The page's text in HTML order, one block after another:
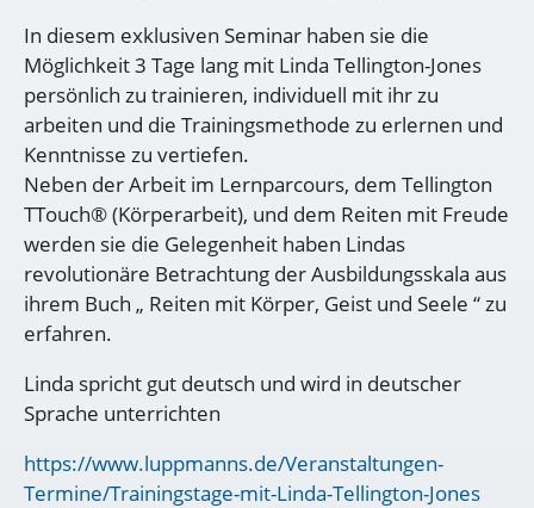
In diesem exklusiven Seminar haben sie die
Möglichkeit 3 Tage lang mit Linda Tellington-Jones
persönlich zu trainieren, individuell mit ihr zu
arbeiten und die Trainingsmethode zu erlernen und
Kenntnisse zu vertiefen.
Neben der Arbeit im Lernparcours, dem Tellington
TTouch® (Körperarbeit), und dem Reiten mit Freude
werden sie die Gelegenheit haben Lindas
revolutionäre Betrachtung der Ausbildungsskala aus
ihrem Buch „ Reiten mit Körper, Geist und Seele “ zu
erfahren.
Linda spricht gut deutsch und wird in deutscher
Sprache unterrichten
https://www.luppmanns.de/Veranstaltungen-
Termine/Trainingstage-mit-Linda-Tellington-Jones